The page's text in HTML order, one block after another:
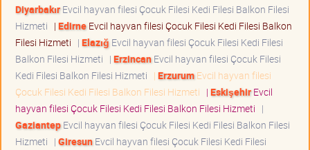
DiyarbakırEvcil hayvan filesi Çocuk Filesi Kedi Filesi Balkon Filesi
Hizmeti | EdirneEvcil hayvan filesi Çocuk Filesi Kedi Filesi Balkon
Filesi Hizmeti | Elazığ Evcil hayvan filesi Çocuk Filesi Kedi Filesi
Balkon Filesi Hizmeti | ErzincanEvcil hayvan filesi Çocuk Filesi
Kedi Filesi Balkon Filesi Hizmeti | ErzurumEvcil hayvan filesi
Çocuk Filesi Kedi Filesi Balkon Filesi Hizmeti | EskişehirEvcil
hayvan filesi Çocuk Filesi Kedi Filesi Balkon Filesi Hizmeti |
GaziantepEvcil hayvan filesi Çocuk Filesi Kedi Filesi Balkon Filesi
Hizmeti | GiresunEvcil hayvan filesi Çocuk Filesi Kedi Filesi